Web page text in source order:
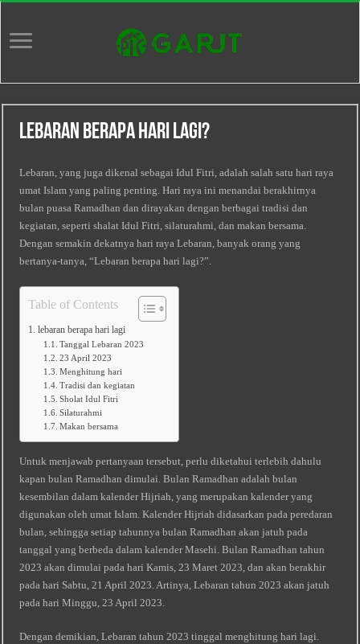
Lebaran Berapa Hari Lagi?
Lebaran, yang juga dikenal sebagai Idul Fitri, adalah salah satu hari raya
umat Islam yang paling penting. Hari raya ini menandai berakhirnya
bulan puasa Ramadhan dan dirayakan dengan berbagai tradisi dan
kegiatan, seperti shalat Idul Fitri, silaturahmi, dan makan bersama.
Dengan semakin dekatnya hari raya Lebaran, banyak orang yang
bertanya-tanya, “Lebaran berapa hari lagi?”.
Table of Contents
lebaran berapa hari lagi
Tanggal Lebaran 2023
23 April 2023
Menghitung hari
Tradisi dan kegiatan
Sholat Idul Fitri
Silaturahmi
Makan bersama
Untuk menjawab pertanyaan tersebut, perlu diketahui terlebih dahulu
kapan bulan Ramadhan dimulai. Bulan Ramadhan adalah bulan
kesembilan dalam kalender Hijriah, yang merupakan kalender yang
digunakan oleh umat Islam. Kalender Hijriah didasarkan pada peredaran
bulan, sehingga setiap tahunnya bulan Ramadhan akan jatuh pada
tanggal yang berbeda dalam kalender Masehi. Bulan Ramadhan tahun
2023 akan dimulai pada hari Kamis, 23 Maret 2023, dan akan berakhir
pada hari Sabtu, 21 April 2023. Artinya, Lebaran tahun 2023 akan jatuh
pada hari Minggu, 23 April 2023.
Dengan demikian, Lebaran tahun 2023 tinggal menghitung hari lagi.